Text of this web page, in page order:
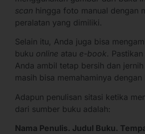
scan hingga foto manual dengan
peralatan yang dimiliki.
Selain itu, Anda juga bisa
buku online atau e-book.
Anda ambil tetap bersih dan
masih bisa memahaminya dengan
Adapun penulisan sitasi ketika
dari sumber buku adalah:
Nama Penulis. Judul Buku.